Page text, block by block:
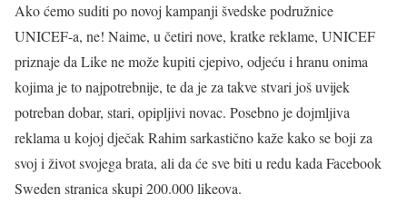
Ako ćemo suditi po novoj kampanji švedske podružnice
UNICEF-a, ne! Naime, u četiri nove, kratke reklame, UNICEF
priznaje da Like ne može kupiti cjepivo, odjeću i hranu onima
kojima je to najpotrebnije, te da je za takve stvari još uvijek
potreban dobar, stari, opipljivi novac. Posebno je dojmljiva
reklama u kojoj dječak Rahim sarkastično kaže kako se boji za
svoj i život svojega brata, ali da će sve biti u redu kada Facebook
Sweden stranica skupi 200.000 likeova.